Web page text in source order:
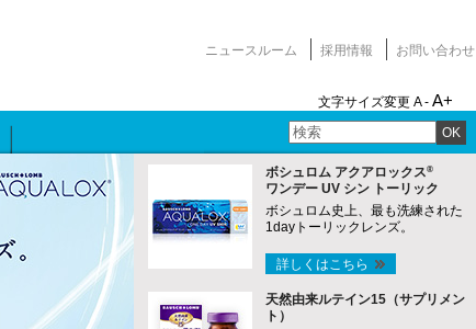
ニュースルーム 採用情報 お問い合わせ
文字サイズ変更 A - A+
OK
ボシュロム アクアロックス®
ワンデー UV シン トーリック
ボシュロム史上、最も洗練された
1dayトーリックレンズ。
詳しくはこちら
天然由来ルテイン15（サプリメン
ト）